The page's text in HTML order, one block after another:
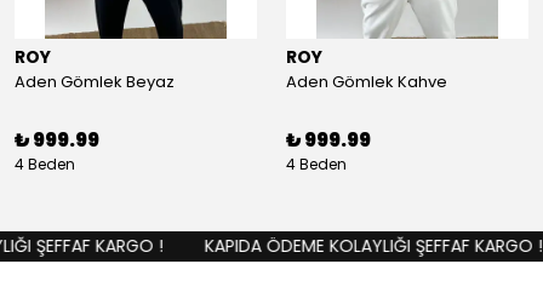
ROY
Aden Gömlek Beyaz
₺ 999.99
4 Beden
ROY
Aden Gömlek Kahve
₺ 999.99
4 Beden
ŞEFFAF KARGO ! KAPIDA ÖDEME KOLAYLIĞI ŞEFFAF KARGO !